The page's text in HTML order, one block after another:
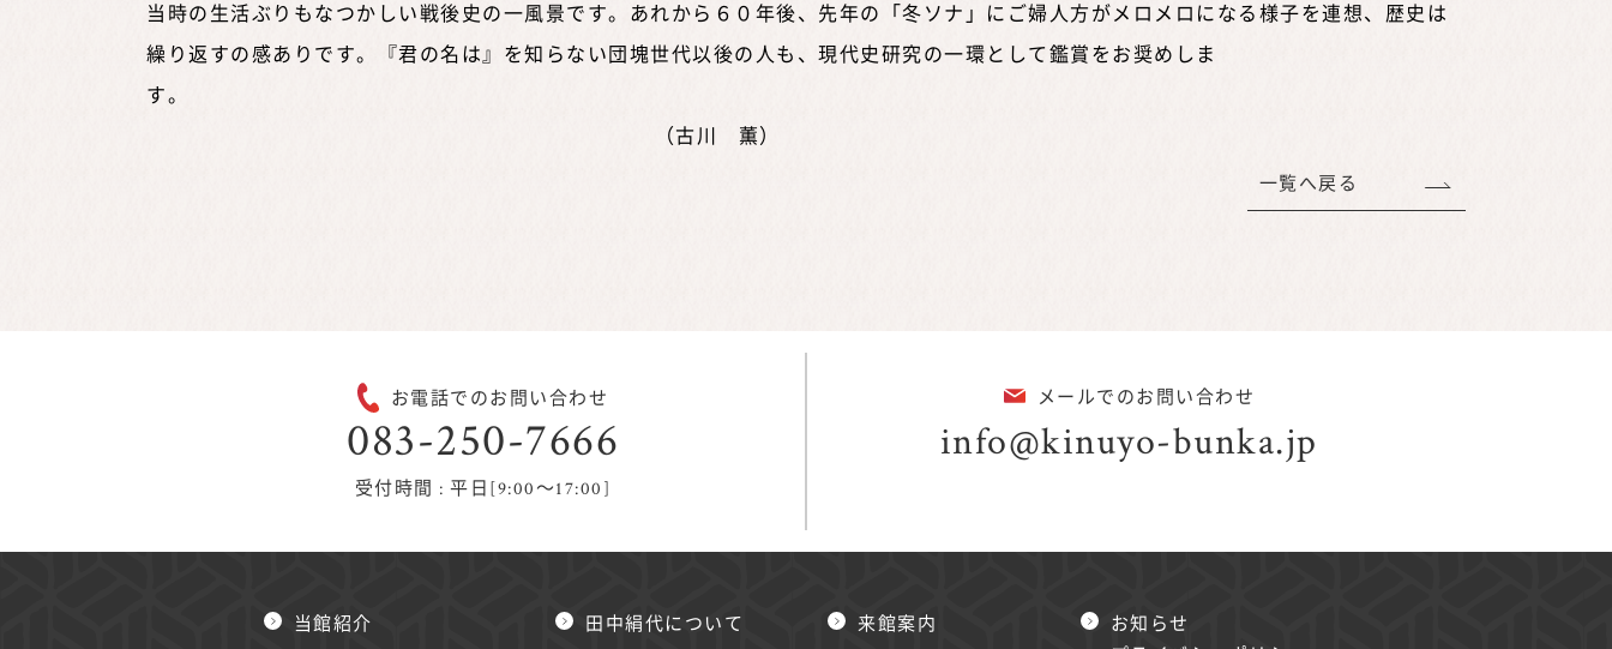
当時の生活ぶりもなつかしい戦後史の一風景です。あれから６０年後、先年の「冬ソナ」にご婦人方がメロメロになる様子を連想、歴史は
繰り返すの感ありです。『君の名は』を知らない団塊世代以後の人も、現代史研究の一環として鑑賞をお奨めしま
す。
（古川 薫）
一覧へ戻る
お電話でのお問い合わせ
083-250-7666
受付時間 : 平日[9:00～17:00]
メールでのお問い合わせ
info@kinuyo-bunka.jp
当館紹介
田中絹代について
来館案内
お知らせ